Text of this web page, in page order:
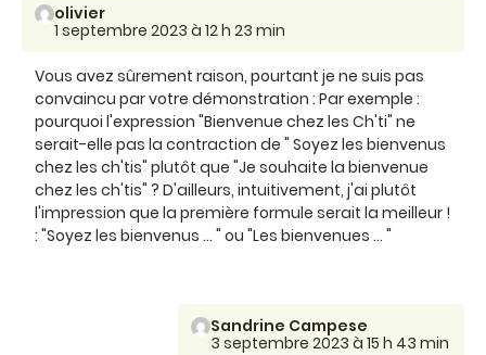
olivier
1 septembre 2023 à 12 h 23 min
Vous avez sûrement raison, pourtant je ne suis pas
convaincu par votre démonstration : Par exemple :
pourquoi l'expression "Bienvenue chez les Ch'ti" ne
serait-elle pas la contraction de " Soyez les bienvenus
chez les ch'tis" plutôt que "Je souhaite la bienvenue
chez les ch'tis" ? D'ailleurs, intuitivement, j'ai plutôt
l'impression que la première formule serait la meilleur !
: "Soyez les bienvenus ... " ou "Les bienvenues ... "
Sandrine Campese
3 septembre 2023 à 15 h 43 min